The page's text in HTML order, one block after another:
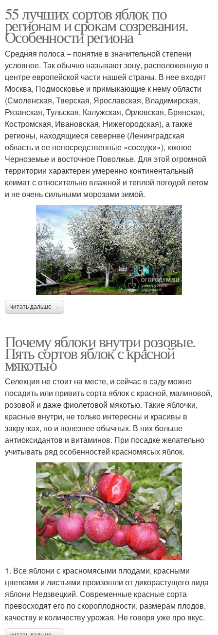
55 лучших сортов яблок по
регионам и срокам созревания.
Особенности региона
Средняя полоса – понятие в значительной степени
условное. Так обычно называют зону, расположенную в
центре европейской части нашей страны. В нее входят
Москва, Подмосковье и примыкающие к нему области
(Смоленская, Тверская, Ярославская, Владимирская,
Рязанская, Тульская, Калужская, Орловская, Брянская,
Костромская, Ивановская, Нижегородская), а также
регионы, находящиеся севернее (Ленинградская
область и ее непосредственные «соседки»), южное
Черноземье и восточное Поволжье. Для этой огромной
территории характерен умеренно континентальный
климат с относительно влажной и теплой погодой летом
и не очень сильными морозами зимой.
читать дальше →
Почему яблоки внутри розовые.
Пять сортов яблок с красной
мякотью
Селекция не стоит на месте, и сейчас в саду можно
посадить или привить сорта яблок с красной, малиновой,
розовой и даже фиолетовой мякотью. Такие яблочки,
красные внутри, не только интересны и красивы в
закрутках, но и полезнее обычных. В них больше
антиоксидантов и витаминов. При посадке желательно
учитывать ряд особенностей красномясых яблок.
1. Все яблони с красномясыми плодами, красными
цветками и листьями произошли от дикорастущего вида
яблони Недзвецкий. Современные красные сорта
превосходят его по скороплодности, размерам плодов,
качеству и количеству урожая. Не говоря уже про вкус.